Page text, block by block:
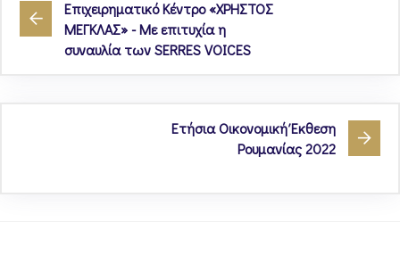
Επιχειρηματικό Κέντρο «ΧΡΗΣΤΟΣ
ΜΕΓΚΛΑΣ» - Με επιτυχία η
συναυλία των SERRES VOICES
Ετήσια Οικονομική Έκθεση
Ρουμανίας 2022